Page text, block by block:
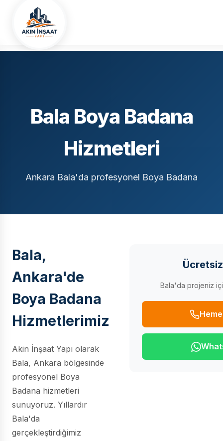
Ana Sayfa
Bala Boya Badana
Hizmetleri
Ankara Bala'da profesyonel Boya Badana
Bala,
Ankara'de
Boya Badana
Hizmetlerimiz
Akin İnşaat Yapı olarak
Bala, Ankara bölgesinde
profesyonel Boya
Badana hizmetleri
sunuyoruz. Yıllardır
Bala'da
gerçekleştirdiğimiz
Bala'da projeniz